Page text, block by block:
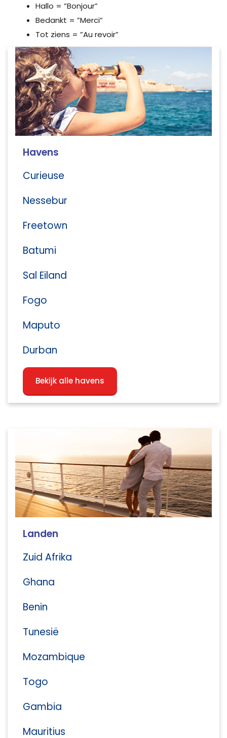
Hallo = ”Bonjour”
Bedankt = ”Merci”
Tot ziens = ”Au revoir”
Havens
Curieuse
Nessebur
Freetown
Batumi
Sal Eiland
Fogo
Maputo
Durban
Bekijk alle havens
Landen
Zuid Afrika
Ghana
Benin
Tunesië
Mozambique
Togo
Gambia
Mauritius